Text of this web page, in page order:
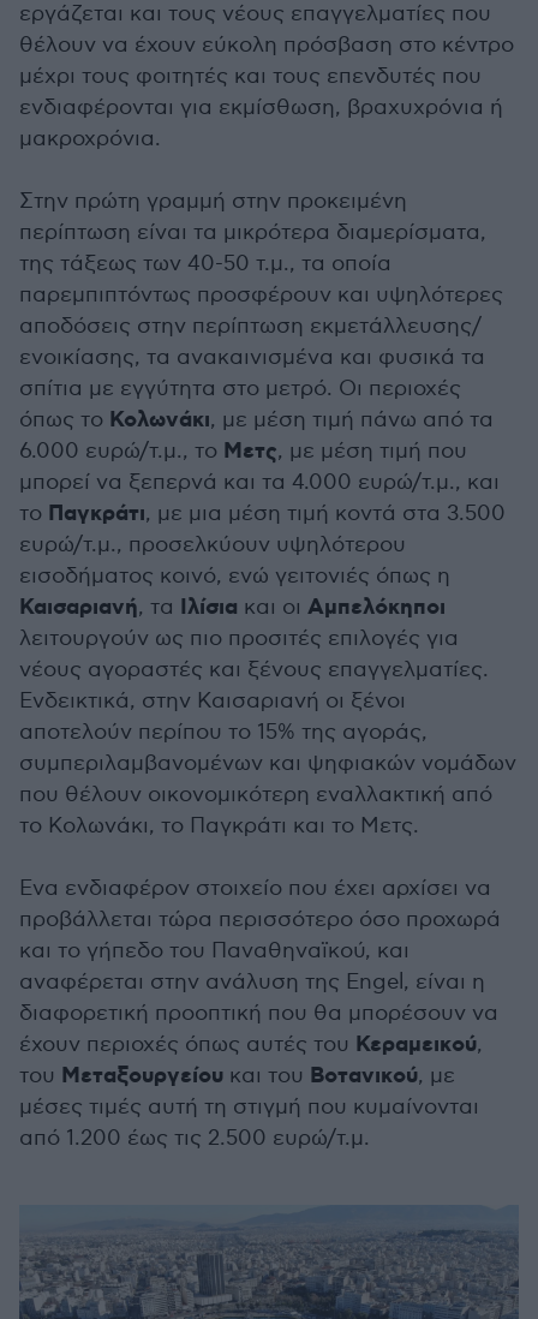
εργάζεται και τους νέους επαγγελματίες που
θέλουν να έχουν εύκολη πρόσβαση στο κέντρο
μέχρι τους φοιτητές και τους επενδυτές που
ενδιαφέρονται για εκμίσθωση, βραχυχρόνια ή
μακροχρόνια.
Στην πρώτη γραμμή στην προκειμένη
περίπτωση είναι τα μικρότερα διαμερίσματα,
της τάξεως των 40-50 τ.μ., τα οποία
παρεμπιπτόντως προσφέρουν και υψηλότερες
αποδόσεις στην περίπτωση εκμετάλλευσης/
ενοικίασης, τα ανακαινισμένα και φυσικά τα
σπίτια με εγγύτητα στο μετρό. Οι περιοχές
όπως το Κολωνάκι, με μέση τιμή πάνω από τα
6.000 ευρώ/τ.μ., το Μετς, με μέση τιμή που
μπορεί να ξεπερνά και τα 4.000 ευρώ/τ.μ., και
το Παγκράτι, με μια μέση τιμή κοντά στα 3.500
ευρώ/τ.μ., προσελκύουν υψηλότερου
εισοδήματος κοινό, ενώ γειτονιές όπως η
Καισαριανή, τα Ιλίσια και οι Αμπελόκηποι
λειτουργούν ως πιο προσιτές επιλογές για
νέους αγοραστές και ξένους επαγγελματίες.
Ενδεικτικά, στην Καισαριανή οι ξένοι
αποτελούν περίπου το 15% της αγοράς,
συμπεριλαμβανομένων και ψηφιακών νομάδων
που θέλουν οικονομικότερη εναλλακτική από
το Κολωνάκι, το Παγκράτι και το Μετς.
Ενα ενδιαφέρον στοιχείο που έχει αρχίσει να
προβάλλεται τώρα περισσότερο όσο προχωρά
και το γήπεδο του Παναθηναϊκού, και
αναφέρεται στην ανάλυση της Engel, είναι η
διαφορετική προοπτική που θα μπορέσουν να
έχουν περιοχές όπως αυτές του Κεραμεικού,
του Μεταξουργείου και του Βοτανικού, με
μέσες τιμές αυτή τη στιγμή που κυμαίνονται
από 1.200 έως τις 2.500 ευρώ/τ.μ.